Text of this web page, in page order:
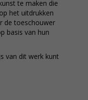
te maken die
het uitdrukken
de toeschouwer
basis van hun
van dit werk kunt